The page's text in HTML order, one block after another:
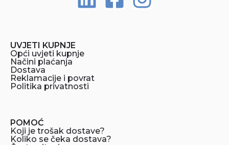
UVJETI KUPNJE
Opći uvjeti kupnje
Načini plaćanja
Dostava
Reklamacije i povrat
Politika privatnosti
POMOĆ
Koji je trošak dostave?
Koliko se čeka dostava?